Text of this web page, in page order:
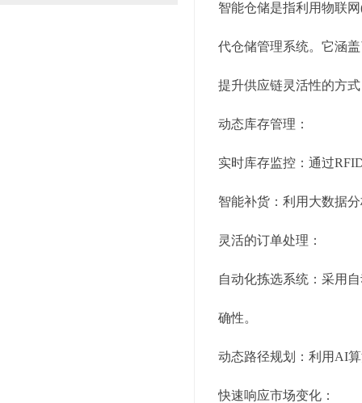
智能仓储是指利用物联
代仓储管理系统。它涵
提升供应链灵活性的方式
动态库存管理：
实时库存监控：通过
智能补货：利用大数据
灵活的订单处理：
自动化拣选系统：采用
确性。
动态路径规划：利用AI
快速响应市场变化：